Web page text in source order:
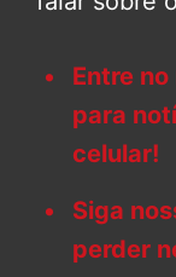
Entre
para
celular!
Siga
perder